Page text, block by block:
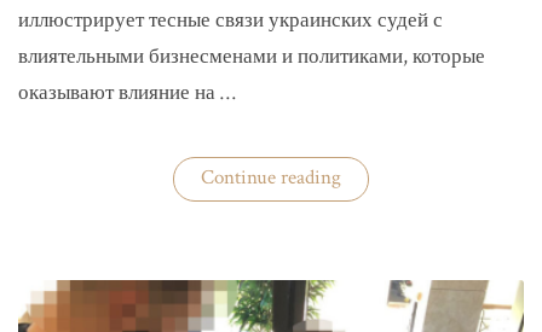
иллюстрирует тесные связи украинских судей с
влиятельными бизнесменами и политиками, которые
оказывают влияние на …
Continue reading«Кто
поспособствовал
Барсук»